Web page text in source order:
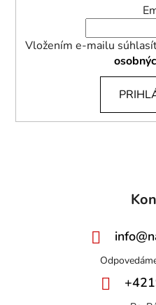
Vložením e-mailu
info@